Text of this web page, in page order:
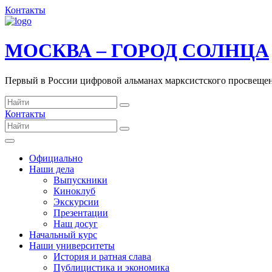
Контакты
МОСКВА – ГОРОД СОЛНЦА
Первый в России цифровой альманах марксистского
Контакты
Официально
Наши дела
Выпускники
Киноклуб
Экскурсии
Презентации
Наш досуг
Начальный курс
Наши университеты
История и ратная слава
Публицистика и экономика